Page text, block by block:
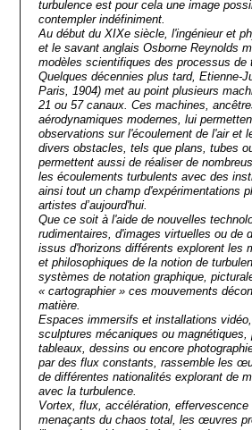
turbulence est pour cela une image
contempler indéfiniment.
Au début du XIXe siècle, l'ingénieur et
et le savant anglais Osborne Reynolds
modèles scientifiques des processus de
Quelques décennies plus tard, Etienne-
Paris, 1904) met au point plusieurs
21 ou 57 canaux. Ces machines,
aérodynamiques modernes, lui
observations sur l'écoulement de l'air et
divers obstacles, tels que plans, tubes
permettent aussi de réaliser de
les écoulements turbulents avec des
ainsi tout un champ d'expérimentations
artistes d’aujourd'hui.
Que ce soit à l'aide de nouvelles
rudimentaires, d'images virtuelles ou de
issus d'horizons différents explorent les
et philosophiques de la notion de
systèmes de notation graphique,
« cartographier » ces mouvements
matière.
Espaces immersifs et installations
sculptures mécaniques ou
tableaux, dessins ou encore
par des flux constants, rassemble les
de différentes nationalités explorant de
avec la turbulence.
Vortex, flux, accélération,
menaçants du chaos total, les œuvres